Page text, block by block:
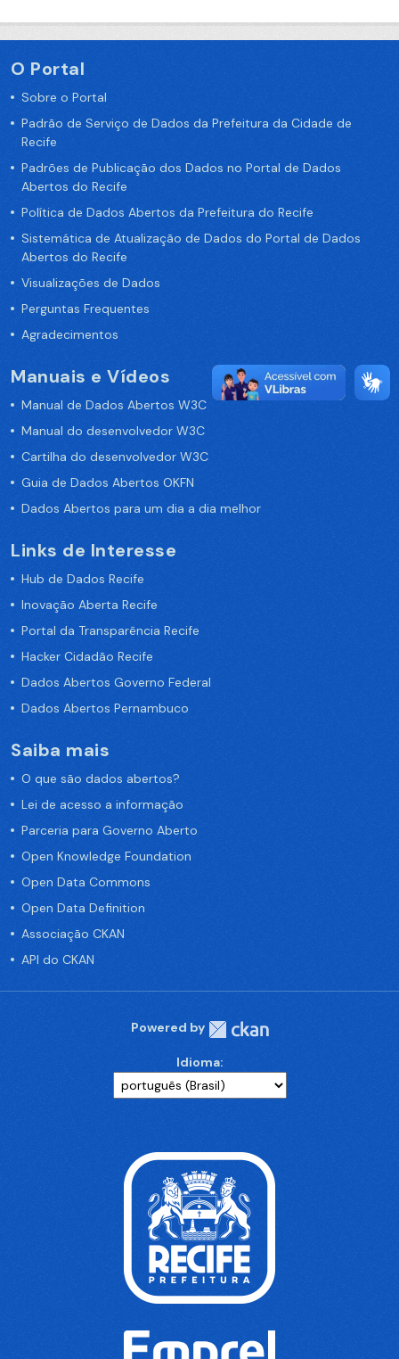
O Portal
Sobre o Portal
Padrão de Serviço de Dados da Prefeitura da Cidade de
Recife
Padrões de Publicação dos Dados no Portal de Dados
Abertos do Recife
Política de Dados Abertos da Prefeitura do Recife
Sistemática de Atualização de Dados do Portal de Dados
Abertos do Recife
Visualizações de Dados
Perguntas Frequentes
Agradecimentos
Manuais e Vídeos
Manual de Dados Abertos W3C
Manual do desenvolvedor W3C
Cartilha do desenvolvedor W3C
Guia de Dados Abertos OKFN
Dados Abertos para um dia a dia melhor
Links de Interesse
Hub de Dados Recife
Inovação Aberta Recife
Portal da Transparência Recife
Hacker Cidadão Recife
Dados Abertos Governo Federal
Dados Abertos Pernambuco
Saiba mais
O que são dados abertos?
Lei de acesso a informação
Parceria para Governo Aberto
Open Knowledge Foundation
Open Data Commons
Open Data Definition
Associação CKAN
API do CKAN
Powered by
Idioma